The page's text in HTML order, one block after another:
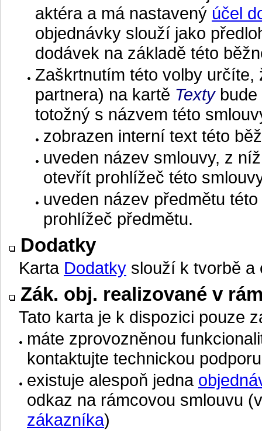
aktéra a má nastavený účel
objednávky slouží jako
dodávek na základě této
Zaškrtnutím této volby
partnera) na kartě Textybude
totožný s názvem této
zobrazen interní text této
uveden název smlouvy, z
otevřít prohlížeč této
uveden název předmětu
prohlížeč předmětu.
Dodatky
Karta Dodatky slouží k tvorbě a
Zák. obj. realizované v
Tato karta je k dispozici pouze
máte zprovozněnou
kontaktujte technickou
existuje alespoň jedna
odkaz na rámcovou smlouvu
zákazníka)